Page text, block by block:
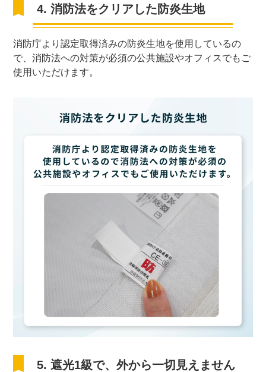
4. 消防法をクリアした防炎生地
消防庁より認定取得済みの防炎生地を使用しているの
で、消防法への対策が必須の公共施設やオフィスでもご
使用いただけます。
5. 遮光1級で、外から一切見えません